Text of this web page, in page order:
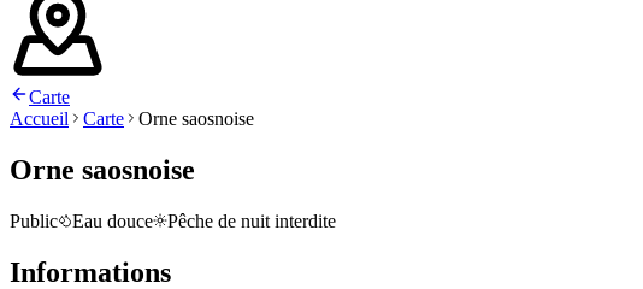
Carte
Accueil
Carte Orne saosnoise
Orne saosnoise
Public Eau douce Pêche de nuit interdite
Informations